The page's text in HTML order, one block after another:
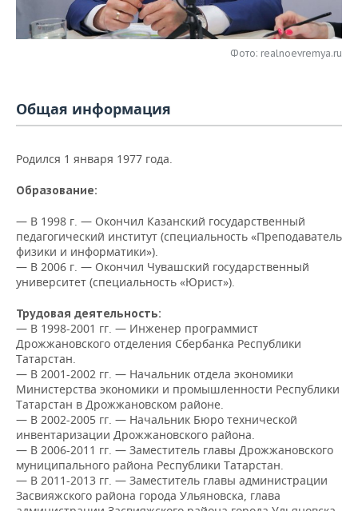
НЕФТЕХИМИЯ
НЕФТЬ
ЭНЕРГЕТИКА
РОЗНИЧНАЯ ТОРГОВЛЯ
УСЛУГИ
НОВОСТИ ТЕХНОЛОГИЙ
МЕДИА
МЕРОПРИЯТИЯ
ВЫЕЗДНАЯ РЕДАКЦИЯ
ОТКРЫТАЯ ЛЕКЦИЯ
НОВОСТИ СПОРТА
БАСКЕТБОЛ
ВОЛЕЙБОЛ
КИБЕРСПОРТ
ФИГУРНОЕ КАТАНИЕ
ВОДНЫЕ ВИДЫ СПОРТА
ХОККЕЙ С МЯЧОМ
ОБЩЕСТВО
ИНФРАСТРУКТУРА
ИСТОРИЯ
КУЛЬТУРА
МЕДИЦИНА
ОБРАЗОВАНИЕ
ПРОИСШЕСТВИЯ
СПРАВОЧНИК
СПИСОК ПЕРСОН
СПИСОК КОМПАНИЙ
ПОЛНАЯ ВЕРСИЯ
Фото: realnoevremya.ru
Общая информация
Родился 1 января 1977 года.
Образование:
— В 1998 г. — Окончил Казанский государственный
педагогический институт (специальность «Преподаватель
физики и информатики»).
— В 2006 г. — Окончил Чувашский государственный
университет (специальность «Юрист»).
Трудовая деятельность:
— В 1998-2001 гг. — Инженер программист
Дрожжановского отделения Сбербанка Республики
Татарстан.
— В 2001-2002 гг. — Начальник отдела экономики
Министерства экономики и промышленности Республики
Татарстан в Дрожжановском районе.
— В 2002-2005 гг. — Начальник Бюро технической
инвентаризации Дрожжановского района.
— В 2006-2011 гг. — Заместитель главы Дрожжановского
муниципального района Республики Татарстан.
— В 2011-2013 гг. — Заместитель главы администрации
Засвияжского района города Ульяновска, глава